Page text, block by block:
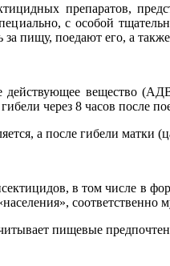
препаратов,
с особой
пищу, поедают его, а
действующее вещество
через 8 часов после
а после гибели матки
в том числе в
пищевые